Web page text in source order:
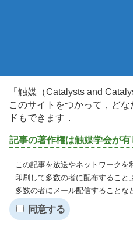
「触媒（Catalysts and
このサイトをつかって，ど
ドもできます．
記事の著作権は触媒学会が有
この記事を放送やネットワーク
印刷して多数の者に配布すること,
多数の者にメール配信することな
同意する